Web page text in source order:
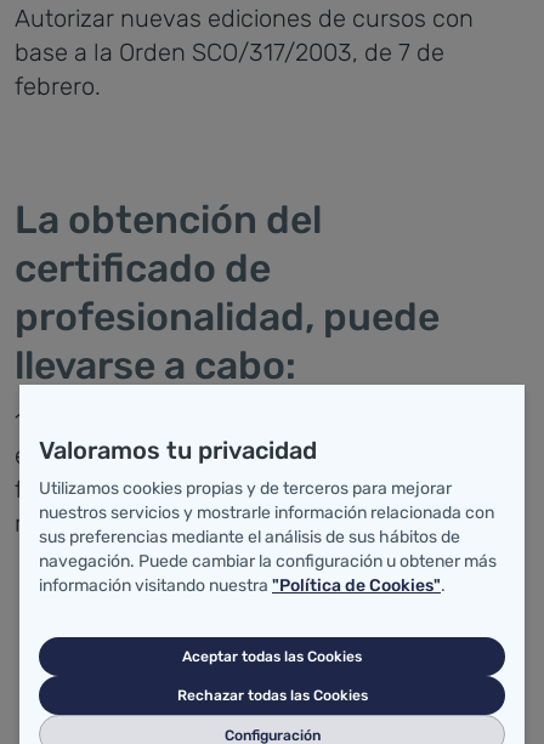
Autorizar nuevas ediciones de cursos con
base a la Orden SCO/317/2003, de 7 de
febrero.
La obtención del
certificado de
profesionalidad, puede
llevarse a cabo:
1) A través de
el Servicio Cántabro de Empleo
formación establecida en la normativa
reguladora de los diferentes certificados:
Real Decreto 624/2013, de 2 de agosto por
certificados de profesionalidad "gestión de
servicios para el control de organismo
nocivos, nivel 3" y "mantenimiento higiénico
Valoramos tu privacidad
Utilizamos cookies propias y de terceros para mejorar
nuestros servicios y mostrarle información relacionada con
sus preferencias mediante el análisis de sus hábitos de
navegación. Puede cambiar la configuración u obtener más
información visitando nuestra "Política de Cookies".
Aceptar todas las Cookies
Rechazar todas las Cookies
Configuración